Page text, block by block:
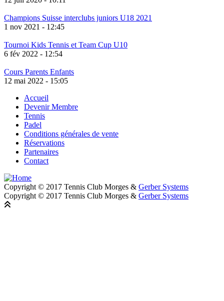
Champions Suisse interclubs juniors U18 2021
1 nov 2021 - 12:45
Tournoi Kids Tennis et Team Cup U10
6 fév 2022 - 12:54
Cours Parents Enfants
12 mai 2022 - 15:05
Footer
Accueil
Devenir Membre
Tennis
Padel
Conditions générales de vente
Réservations
Partenaires
Contact
Copyright © 2017 Tennis Club Morges & Gerber Systems
Copyright © 2017 Tennis Club Morges & Gerber Systems